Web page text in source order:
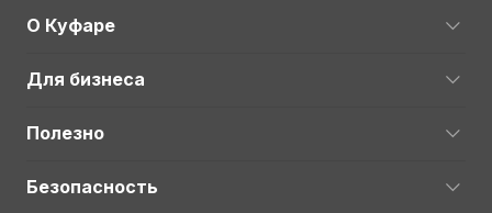
О Куфаре
Для бизнеса
Полезно
Безопасность